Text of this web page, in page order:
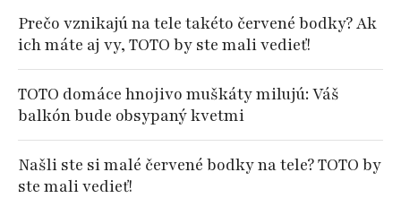
Prečo vznikajú na tele takéto červené bodky? Ak
ich máte aj vy, TOTO by ste mali vedieť!
TOTO domáce hnojivo muškáty milujú: Váš
balkón bude obsypaný kvetmi
Našli ste si malé červené bodky na tele? TOTO by
ste mali vedieť!